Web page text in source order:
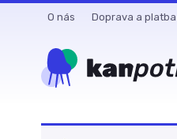
O nás Doprava a platba